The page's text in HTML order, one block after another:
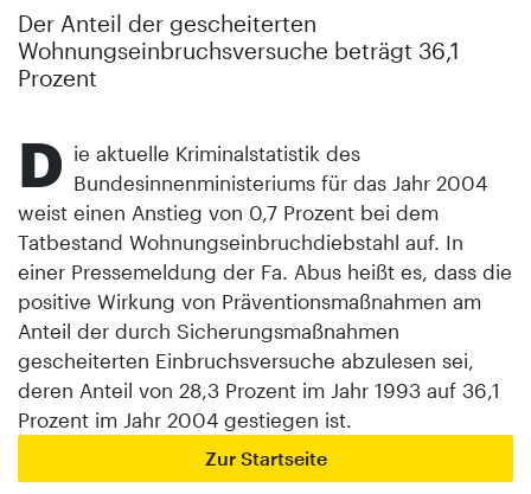
Der Anteil der gescheiterten
Wohnungseinbruchsversuche beträgt 36,1
Prozent
D ie aktuelle Kriminalstatistik des
Bundesinnenministeriums für das Jahr 2004
weist einen Anstieg von 0,7 Prozent bei dem
Tatbestand Wohnungseinbruchdiebstahl auf. In
einer Pressemeldung der Fa. Abus heißt es, dass die
positive Wirkung von Präventionsmaßnahmen am
Anteil der durch Sicherungsmaßnahmen
gescheiterten Einbruchsversuche abzulesen sei,
deren Anteil von 28,3 Prozent im Jahr 1993 auf 36,1
Prozent im Jahr 2004 gestiegen ist.
Zur Startseite